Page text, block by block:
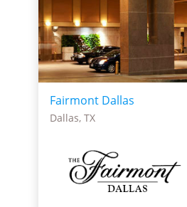
Fairmont Dallas
Dallas, TX